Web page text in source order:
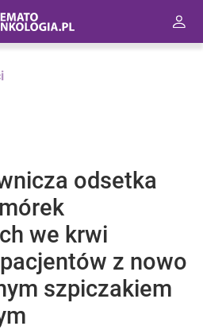
odsetka
we krwi
z nowo
szpiczakiem